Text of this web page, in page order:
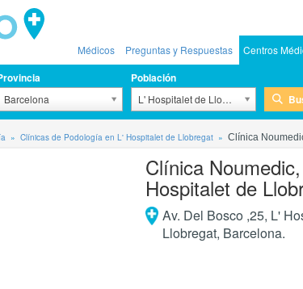
Médicos Preguntas y Respuestas Centros
Barcelona
Población
L' Hospitalet de Llobregat
Clínicas de Podología en L' Hospitalet de Llobregat Clínica
Clínica
Hospitalet de
Av. Del Bosco ,25, L'
Llobregat, Barcelona.